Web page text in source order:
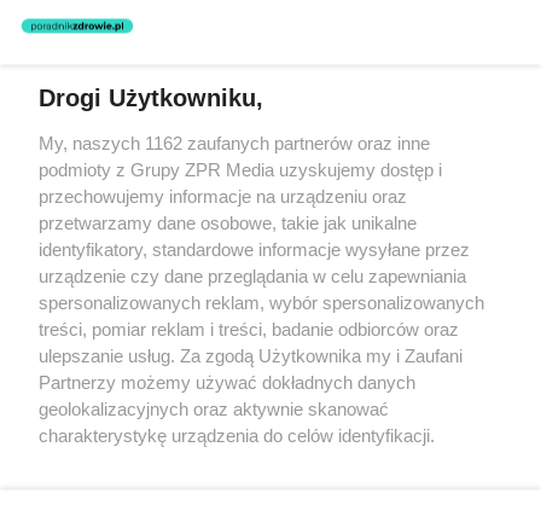
nie prowadzi działalności leczniczej polegającej na udzielaniu
świadczeń zdrowotnych w rozumieniu art. 3 ust 1 ustawy o
Żaden utwór zamieszczony w serwisie nie może być powielany i
rozpowszechniany lub dalej rozpowszechniany w jakikolwiek sposób
(w tym także elektroniczny lub mechaniczny) na jakimkolwiek polu
eksploatacji w jakiejkolwiek formie, włącznie z umieszczaniem w
Internecie bez pisemnej zgody właściciela praw. Jakiekolwiek użycie
lub wykorzystanie utworów w całości lub w części z naruszeniem
prawa, tzn. bez właściwej zgody, jest zabronione pod groźbą kary i
może być ścigane prawnie.
O nas
Drogi Użytkowniku,
My, naszych 1162 zaufanych partnerów oraz inne
podmioty z Grupy ZPR Media uzyskujemy dostęp i
przechowujemy informacje na urządzeniu oraz
przetwarzamy dane osobowe, takie jak unikalne
identyfikatory, standardowe informacje wysyłane przez
urządzenie czy dane przeglądania w celu zapewniania
spersonalizowanych reklam, wybór spersonalizowanych
treści, pomiar reklam i treści, badanie odbiorców oraz
ulepszanie usług. Za zgodą Użytkownika my i Zaufani
Partnerzy możemy używać dokładnych danych
geolokalizacyjnych oraz aktywnie skanować
charakterystykę urządzenia do celów identyfikacji.